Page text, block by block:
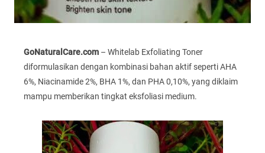
GoNaturalCare.com – Whitelab Exfoliating Toner
diformulasikan dengan kombinasi bahan aktif seperti AHA
6%, Niacinamide 2%, BHA 1%, dan PHA 0,10%, yang diklaim
mampu memberikan tingkat eksfoliasi medium.